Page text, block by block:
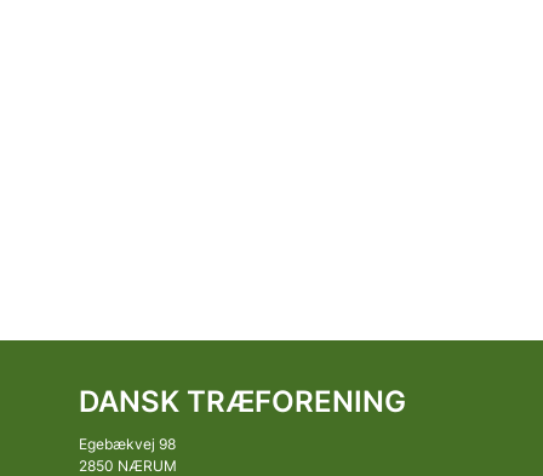
DANSK TRÆFORENING
Egebækvej 98
2850 NÆRUM